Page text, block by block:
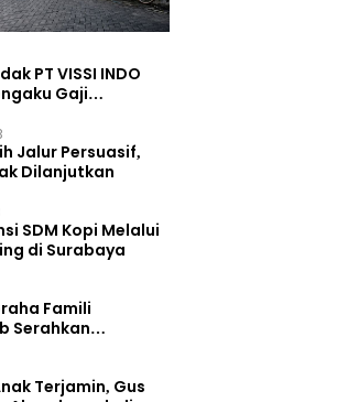
PT VISSI INDO
Gaji
Jalur Persuasif,
Dilanjutkan
SDM Kopi Melalui
di Surabaya
Famili
Serahkan
Terjamin, Gus